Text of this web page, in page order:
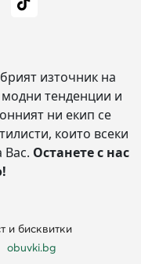
източник на
тенденции и
ни екип се
които всеки
Вас. Останете с нас
и бисквитки
obuvki.bg